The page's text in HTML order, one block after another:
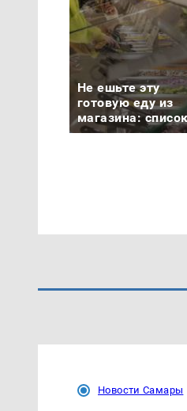
Не ешьте эту
готовую еду из
магазина:
Новости Самары